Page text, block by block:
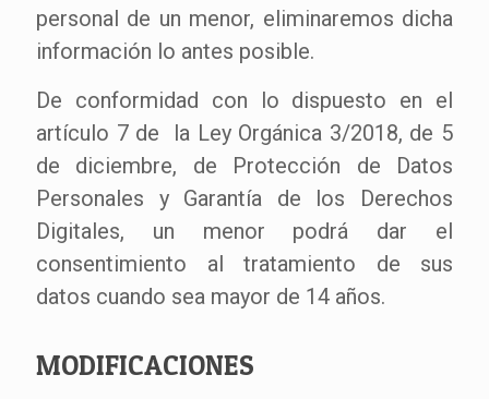
personal de un menor, eliminaremos dicha
información lo antes posible.
De conformidad con lo dispuesto en el
artículo 7 de la Ley Orgánica 3/2018, de 5
de diciembre, de Protección de Datos
Personales y Garantía de los Derechos
Digitales, un menor podrá dar el
consentimiento al tratamiento de sus
datos cuando sea mayor de 14 años.
MODIFICACIONES